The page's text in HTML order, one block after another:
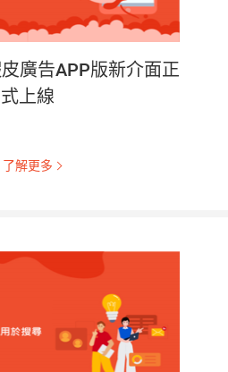
廣告APP版新介面正
式上線
了解更多